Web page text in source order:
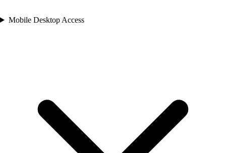
Mobile Desktop Access